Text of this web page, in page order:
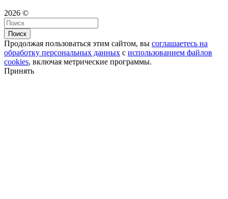
2026 ©
Поиск
Продолжая пользоваться этим сайтом, вы соглашаетесь на
обработку персональных данных с использованием файлов
cookies, включая метрические программы.
Принять